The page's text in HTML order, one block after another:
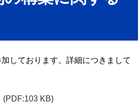
しております。詳細につきまして
(PDF:103 KB)